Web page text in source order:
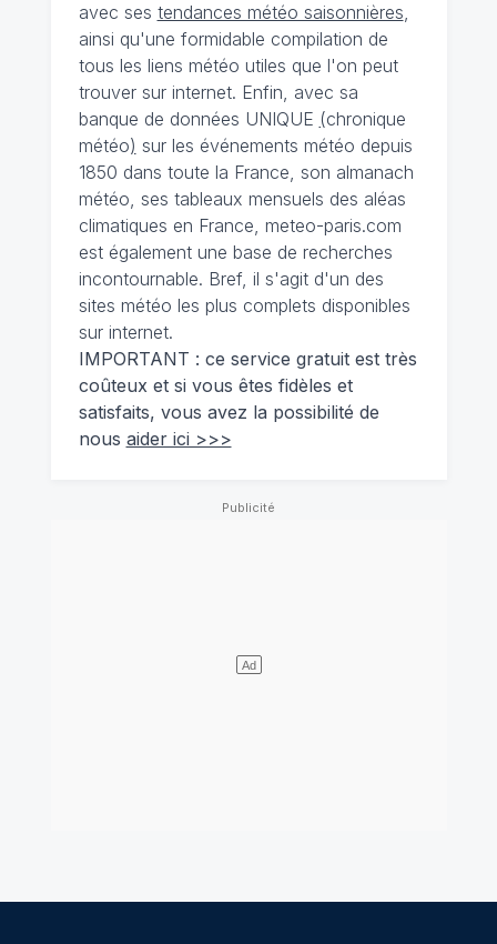
avec ses tendances météo saisonnières,
ainsi qu'une formidable compilation de
tous les liens météo utiles que l'on peut
trouver sur internet. Enfin, avec sa
banque de données UNIQUE (chronique
météo) sur les événements météo depuis
1850 dans toute la France, son almanach
météo, ses tableaux mensuels des aléas
climatiques en France, meteo-paris.com
est également une base de recherches
incontournable. Bref, il s'agit d'un des
sites météo les plus complets disponibles
sur internet.
IMPORTANT : ce service gratuit est très
coûteux et si vous êtes fidèles et
satisfaits, vous avez la possibilité de
nous aider ici >>>